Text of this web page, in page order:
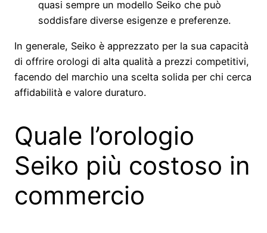
quasi sempre un modello Seiko che può
soddisfare diverse esigenze e preferenze.
In generale, Seiko è apprezzato per la sua capacità
di offrire orologi di alta qualità a prezzi competitivi,
facendo del marchio una scelta solida per chi cerca
affidabilità e valore duraturo.
Quale l’orologio
Seiko più costoso in
commercio